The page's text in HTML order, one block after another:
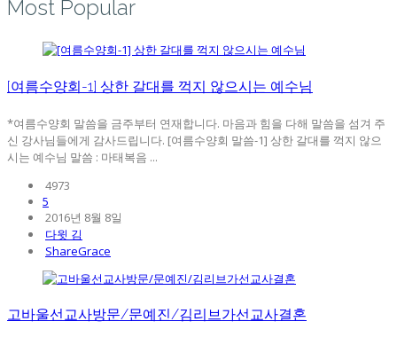
Most Popular
[여름수양회-1] 상한 갈대를 꺽지 않으시는 예수님
*여름수양회 말씀을 금주부터 연재합니다. 마음과 힘을 다해 말씀을 섬겨 주
신 강사님들에게 감사드립니다. [여름수양회 말씀-1] 상한 갈대를 꺽지 않으
시는 예수님 말씀 : 마태복음 ...
4973
5
2016년 8월 8일
다윗 김
ShareGrace
고바울선교사방문/문예진/김리브가선교사결혼